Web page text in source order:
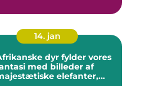
14. jan
dyr fylder vores
med billeder af
elefanter,